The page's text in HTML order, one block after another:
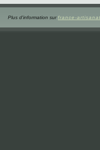
Plus d'information surfrance-